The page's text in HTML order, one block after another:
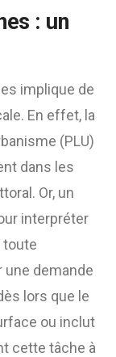
: un
implique de
En effet, la
(PLU)
dans les
Or, un
interpréter
toute
demande
lors que le
ou inclut
cette tâche à